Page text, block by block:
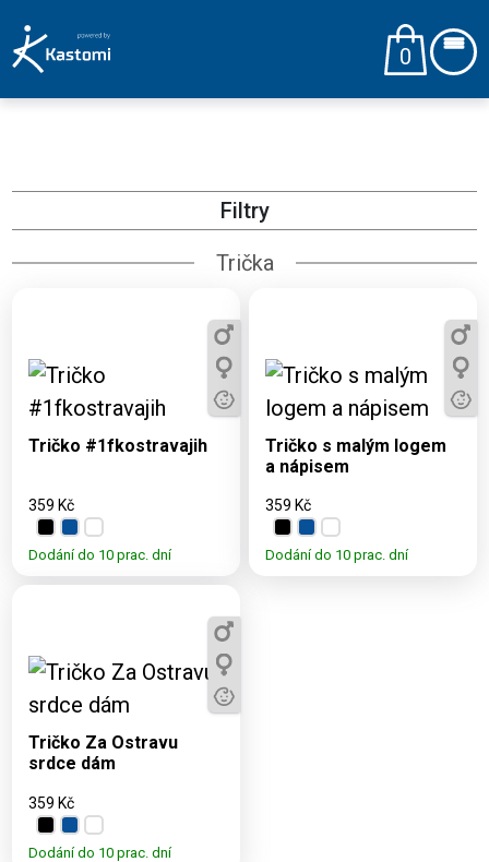
0
Filtry
Trička
Dostupné varianty:
3, 5, 7, 9, 11, S, M, L,
XL, 2XL, 3XL, 4XL
Tričko #1fkostravajih
359 Kč
Dodání do 10 prac. dní
Dostupné varianty:
3, 5, 7, 9, 11, S, M, L,
XL, 2XL, 3XL, 4XL
Tričko s malým logem
a nápisem
359 Kč
Dodání do 10 prac. dní
Dostupné varianty:
3, 5, 7, 9, 11, S, M, L,
XL, 2XL, 3XL, 4XL
Tričko Za Ostravu
srdce dám
359 Kč
Dodání do 10 prac. dní